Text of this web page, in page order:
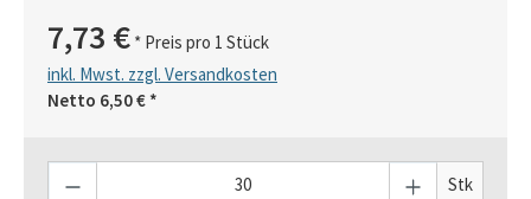
7,73 € * Preis pro 1 Stück
inkl. Mwst. zzgl. Versandkosten
Netto 6,50 € *
Stk